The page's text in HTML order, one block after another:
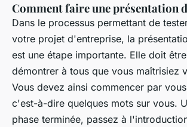
Comment faire une présentation
Dans le processus permettant de
votre projet d'entreprise, la
est une étape importante. Elle doit
démontrer à tous que vous maîtrisiez
Vous devez ainsi commencer par
c'est-à-dire quelques mots sur vous.
phase terminée, passez à